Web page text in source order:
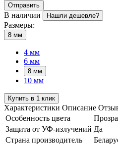
Отправить
В наличии Нашли дешевле?
Размеры:
8 мм
4 мм
6 мм
8 мм
10 мм
Купить в 1 клик
Характеристики Описание
Особенность цвета
Защита от УФ-излучений Да
Страна производитель